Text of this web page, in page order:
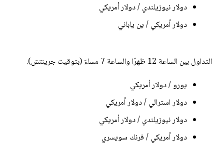
دولار نيوزيلندي / دولار أمريكي
دولار أمريكي / ين ياباني
التداول بين الساعة 12 ظهرًا والساعة 7 مساءً (بتوقيت جرينتش).
يورو / دولار أمريكي
دولار استرالي / دولار أمريكي
دولار نيوزيلندي / دولار أمريكي
دولار أمريكي / فرنك سويسري